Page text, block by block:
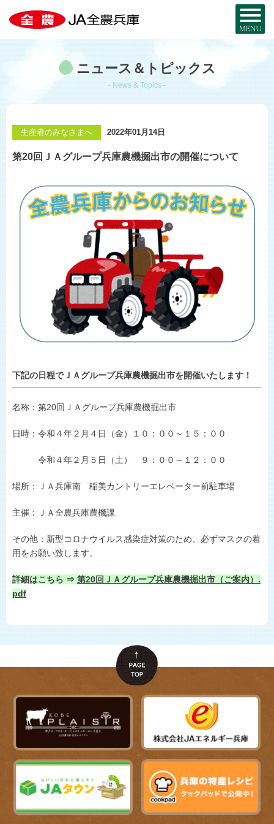
JA全農兵庫とは？
事業内容
組織概要
部署・事業所
採用情報
JAグループ兵庫
兵庫の農を知る
兵庫の特産品MAP
米と麦
JA・MYひょうご
兵庫県産酒米
兵庫県産麦
ひょうごの野菜や花
淡路島たまねぎ
地理的表示の登録
食卓に上がるまで
おいしい話
お取り寄せ
暮らし・サービス
JA葬祭ひょうご
シロアリから家を守る
リノベーション
施主代行方式
県内JA-SS
ニュース＆トピックス
- News & Topics -
生産者のみなさまへ 2022年01月14日
第20回ＪＡグループ兵庫農機掘出市の開催について
下記の日程でＪＡグループ兵庫農機掘出市を開催いたします！
名称：第20回ＪＡグループ兵庫農機掘出市
日時：令和４年２月４日（金）１０：００～１５：００
令和４年２月５日（土） ９：００～１２：００
場所：ＪＡ兵庫南 稲美カントリーエレベーター前駐車場
主催：ＪＡ全農兵庫農機課
その他：新型コロナウイルス感染症対策のため、必ずマスクの着
用をお願い致します。
詳細はこちら ⇒ 第20回ＪＡグループ兵庫農機掘出市（ご案内）.
pdf